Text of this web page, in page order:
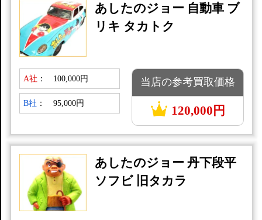
あしたのジョー 自動車 ブ
リキ タカトク
A社 ： 100,000円
B社 ： 95,000円
当店の参考買取価格
120,000円
あしたのジョー 丹下段平
ソフビ 旧タカラ